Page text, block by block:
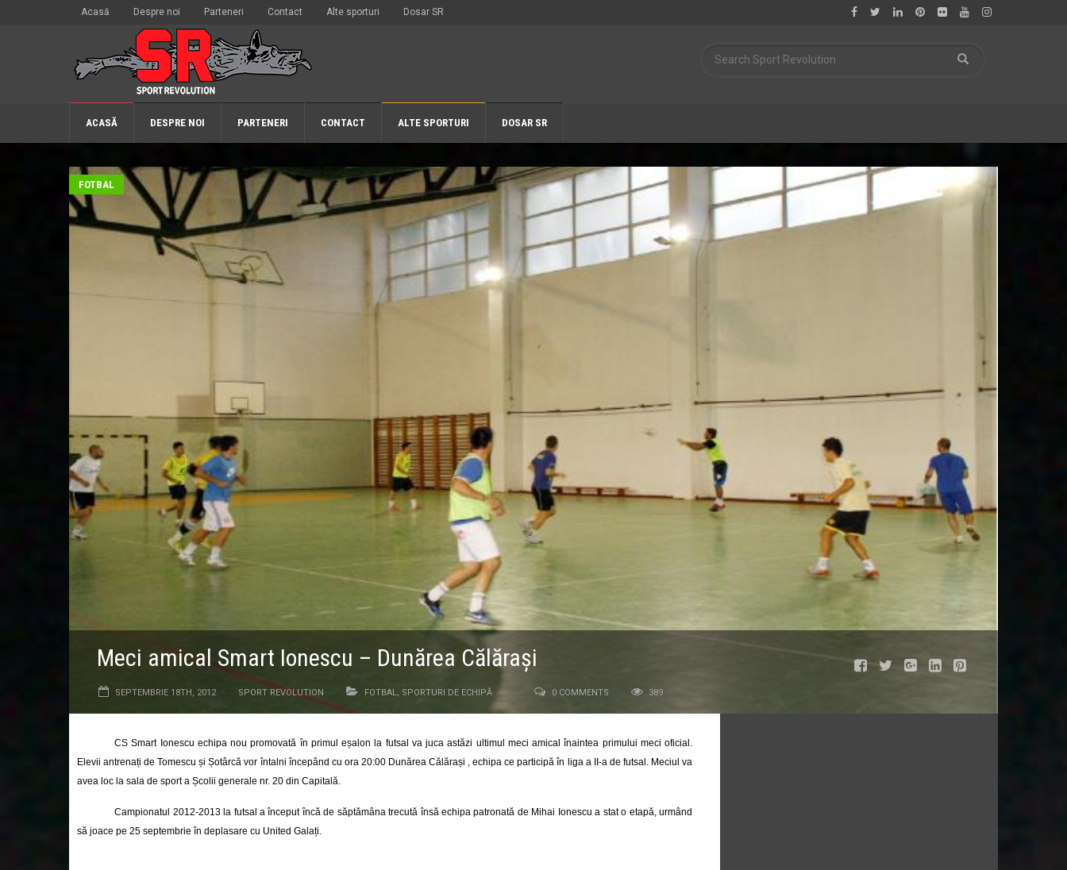
Acasă Despre noi Parteneri Contact Alte sporturi Dosar SR
ACASĂ DESPRE NOI PARTENERI CONTACT ALTE SPORTURI DOSAR SR
FOTBAL
Meci amical Smart Ionescu – Dunărea Călăraşi
SEPTEMBRIE 18TH, 2012 SPORT REVOLUTION FOTBAL, SPORTURI DE ECHIPĂ 0 COMMENTS 389
CS Smart Ionescu echipa nou promovată în primul eșalon la futsal va juca astăzi ultimul meci amical înaintea primului meci oficial.
Elevii antrenați de Tomescu și Șotârcă vor întalni începând cu ora 20:00 Dunărea Călărași , echipa ce participă în liga a II-a de futsal. Meciul va
avea loc la sala de sport a Școlii generale nr. 20 din Capitală.
Campionatul 2012-2013 la futsal a început încă de săptămâna trecută însă echipa patronată de Mihai Ionescu a stat o etapă, urmând
să joace pe 25 septembrie în deplasare cu United Galați.